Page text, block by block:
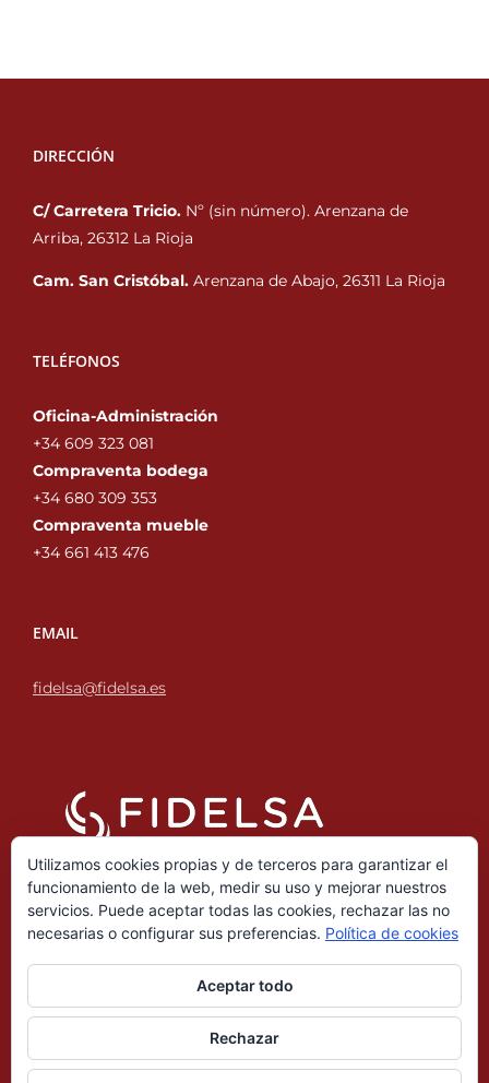
DIRECCIÓN
C/ Carretera Tricio. Nº (sin número). Arenzana de
Arriba, 26312 La Rioja
Cam. San Cristóbal. Arenzana de Abajo, 26311 La Rioja
TELÉFONOS
Oficina-Administración
+34 609 323 081
Compraventa bodega
+34 680 309 353‬
Compraventa mueble
+34 661 413 476‬
EMAIL
fidelsa@fidelsa.es
Copyright 2022 Fidelsa |AVISO LEGAL|POLÍTICA DE
POLÍTICA DE PRIVACIDAD
Utilizamos cookies propias y de terceros para garantizar el
funcionamiento de la web, medir su uso y mejorar nuestros
servicios. Puede aceptar todas las cookies, rechazar las no
necesarias o configurar sus preferencias. Política de cookies
Aceptar todo
Rechazar